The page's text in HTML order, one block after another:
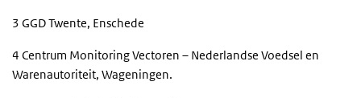
3 GGD Twente, Enschede
4 Centrum Monitoring Vectoren – Nederlandse Voedsel en
Warenautoriteit, Wageningen.